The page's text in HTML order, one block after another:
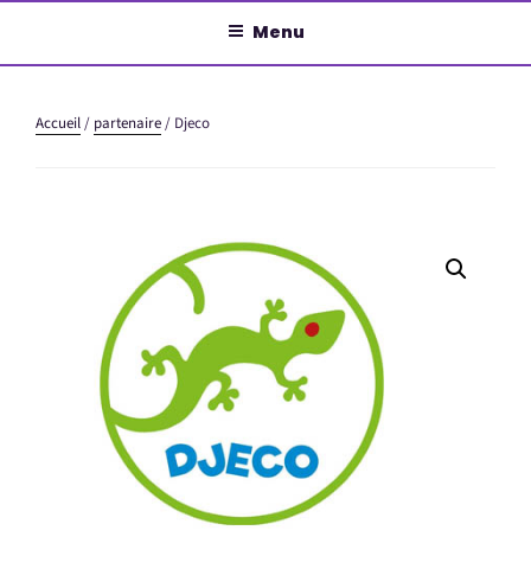
contenu
Menu
Accueil / partenaire / Djeco